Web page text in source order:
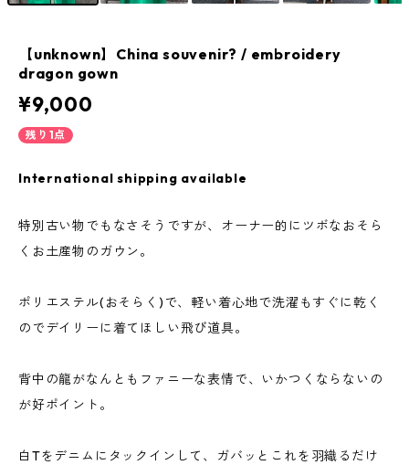
【unknown】China souvenir? / embroidery
dragon gown
¥9,000
残り1点
International shipping available
特別古い物でもなさそうですが、オーナー的にツボなおそら
くお土産物のガウン。
ポリエステル(おそらく)で、軽い着心地で洗濯もすぐに乾く
のでデイリーに着てほしい飛び道具。
背中の龍がなんともファニーな表情で、いかつくならないの
が好ポイント。
白Tをデニムにタックインして、ガバッとこれを羽織るだけ